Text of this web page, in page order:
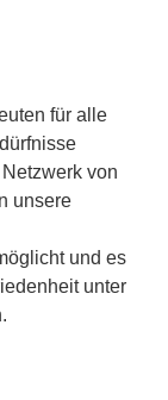
für alle
von
unsere
und es
unter